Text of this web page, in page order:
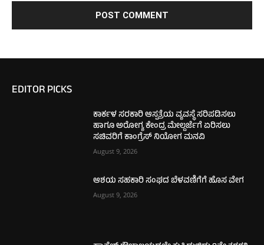
EDITOR PICKS
ಕಾರ್ಕಳ ಸರಕಾರಿ ಆಸ್ಪತ್ರೆಯ ವ್ಯವಸ್ಥೆ ಸರಿಪಡಿಸಲು
ಹಾಗೂ ಅರೋಗ್ಯ ಕೇಂದ್ರ ಮೇಲ್ದರ್ಜೆಗೆ ಏರಿಸಲು
ಸಚಿವರಿಗೆ ಕಾಂಗ್ರೆಸ್ ನಿಯೋಗ ಮನವಿ
August 9, 2026
ಆಶಯ ಸಹಕಾರಿ ಸಂಘದ ಬೆಳವಣಿಗೆಗೆ ಹೊಸ ವೇಗ
August 9, 2026